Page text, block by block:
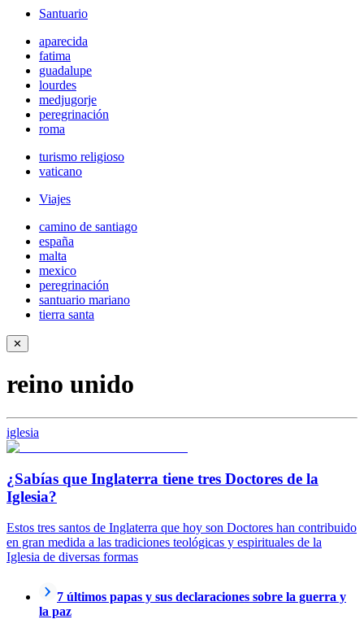
Santuario
aparecida
fatima
guadalupe
lourdes
medjugorje
peregrinación
roma
turismo religioso
vaticano
Viajes
camino de santiago
españa
malta
mexico
peregrinación
santuario mariano
tierra santa
✕
reino unido
iglesia
¿Sabías que Inglaterra tiene tres Doctores de la
Iglesia?
Estos tres santos de Inglaterra que hoy son Doctores han contribuido
en gran medida a las tradiciones teológicas y espirituales de la
Iglesia de diversas formas
7 últimos papas y sus declaraciones sobre la guerra y
la paz